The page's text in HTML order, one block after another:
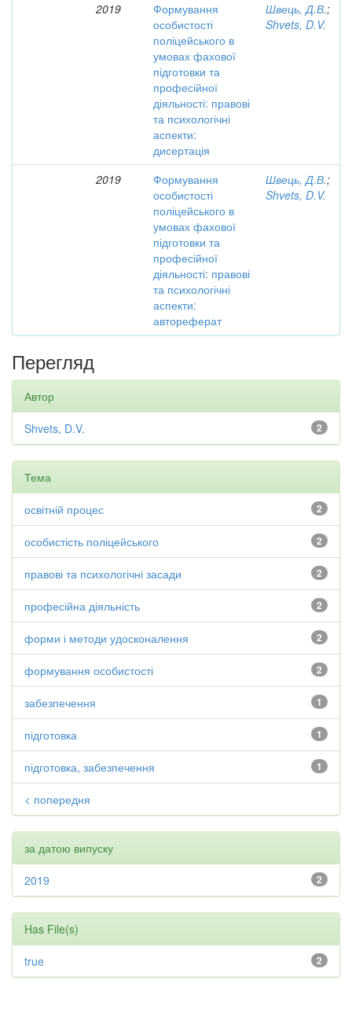
2019
Формування
особистості
поліцейського в
умовах фахової
підготовки та
професійної
діяльності: правові
та психологічні
аспекти:
дисертація
Швець, Д.В.;
Shvets, D.V.
2019
Формування
особистості
поліцейського в
умовах фахової
підготовки та
професійної
діяльності: правові
та психологічні
аспекти:
автореферат
Швець, Д.В.;
Shvets, D.V.
Перегляд
Автор
2
Shvets, D.V.
Тема
2
освітній процес
2
особистість поліцейського
2
правові та психологічні засади
2
професійна діяльність
2
форми і методи удосконалення
2
формування особистості
1
забезпечення
1
підготовка
1
підготовка, забезпечення
< попередня
за датою випуску
2
2019
Has File(s)
2
true